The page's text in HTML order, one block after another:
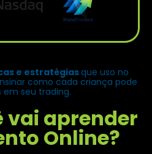
e estratégiasque uso no
como cada criança pode
em seu trading.
vai aprender
Online?